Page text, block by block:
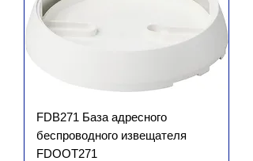
FDB271 База адресного
беспроводного извещателя
FDOOT271